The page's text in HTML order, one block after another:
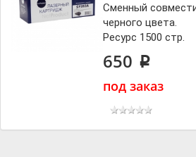
Сменный
черного цвета.
Ресурс 1500 стр.
650 p
под заказ